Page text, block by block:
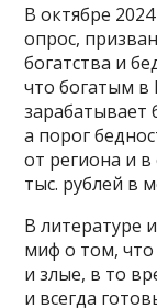
В октябре
опрос,
богатства и
что богатым в
зарабатывает
а порог
от региона и
тыс. рублей в
В литературе
миф о том, что
и злые, в то
и всегда